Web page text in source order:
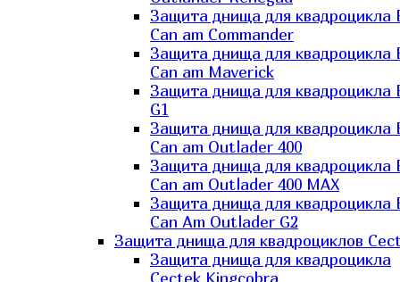
Защита днища для квадроцикла
Can am Commander
Защита днища для квадроцикла
Can am Maverick
Защита днища для квадроцикла
G1
Защита днища для квадроцикла
Can am Outlader 400
Защита днища для квадроцикла
Can am Outlader 400 MAX
Защита днища для квадроцикла
Can Аm Outlader G2
Защита днища для квадроциклов
Защита днища для квадроцикла
Cectek Kingcobra